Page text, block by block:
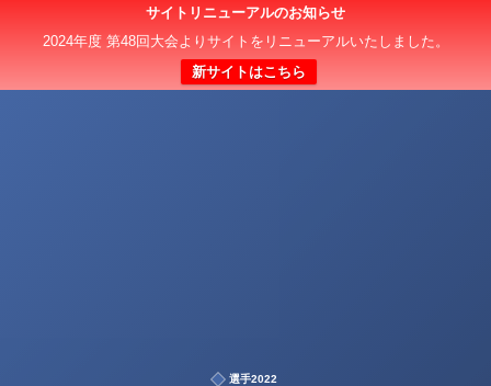
サイトリニューアルのお知らせ
2024年度 第48回大会よりサイトをリニューアルいたしました。
新サイトはこちら
選手2022